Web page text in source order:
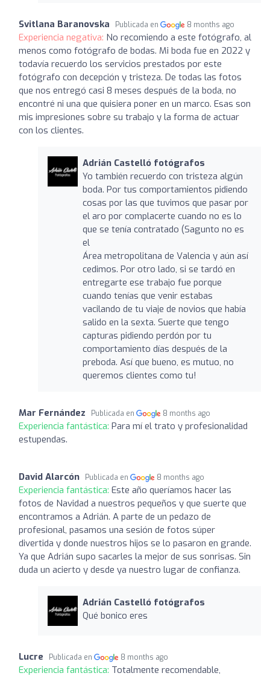
Svitlana Baranovska Publicada en 8 months ago
Experiencia negativa: No recomiendo a este fotógrafo, al
menos como fotógrafo de bodas. Mi boda fue en 2022 y
todavía recuerdo los servicios prestados por este
fotógrafo con decepción y tristeza. De todas las fotos
que nos entregó casi 8 meses después de la boda, no
encontré ni una que quisiera poner en un marco. Esas son
mis impresiones sobre su trabajo y la forma de actuar
con los clientes.
Adrián Castelló fotógrafos
Yo también recuerdo con tristeza algún
boda. Por tus comportamientos pidiendo
cosas por las que tuvimos que pasar por
el aro por complacerte cuando no es lo
que se tenía contratado (Sagunto no es
el
Área metropolitana de Valencia y aún así
cedimos. Por otro lado, si se tardó en
entregarte ese trabajo fue porque
cuando tenías que venir estabas
vacilando de tu viaje de novios que había
salido en la sexta. Suerte que tengo
capturas pidiendo perdón por tu
comportamiento días después de la
preboda. Así que bueno, es mutuo, no
queremos clientes como tu!
Mar Fernández Publicada en 8 months ago
Experiencia fantástica: Para mí el trato y profesionalidad
estupendas.
David Alarcón Publicada en 8 months ago
Experiencia fantástica: Este año queríamos hacer las
fotos de Navidad a nuestros pequeños y que suerte que
encontramos a Adrián. A parte de un pedazo de
profesional, pasamos una sesión de fotos súper
divertida y donde nuestros hijos se lo pasaron en grande.
Ya que Adrián supo sacarles la mejor de sus sonrisas. Sin
duda un acierto y desde ya nuestro lugar de confianza.
Adrián Castelló fotógrafos
Qué bonico eres
Lucre Publicada en 8 months ago
Experiencia fantástica: Totalmente recomendable,